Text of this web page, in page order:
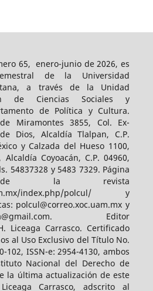
65, enero-junio de 2026, es
de la Universidad
a través de la Unidad
de Ciencias Sociales y
de Política y Cultura.
Miramontes 3855, Col. Ex-
Dios, Alcaldía Tlalpan, C.P.
y Calzada del Hueso 1100,
Coyoacán, C.P. 04960,
54837328 y 5483 7329. Página
de la revista
index.php/polcul/ y
polcul@correo.xoc.uam.mx y
Editor
Liceaga Carrasco. Certificado
al Uso Exclusivo del Título No.
102, ISSN-e: 2954-4130, ambos
Nacional del Derecho de
la última actualización de este
Carrasco, adscrito al